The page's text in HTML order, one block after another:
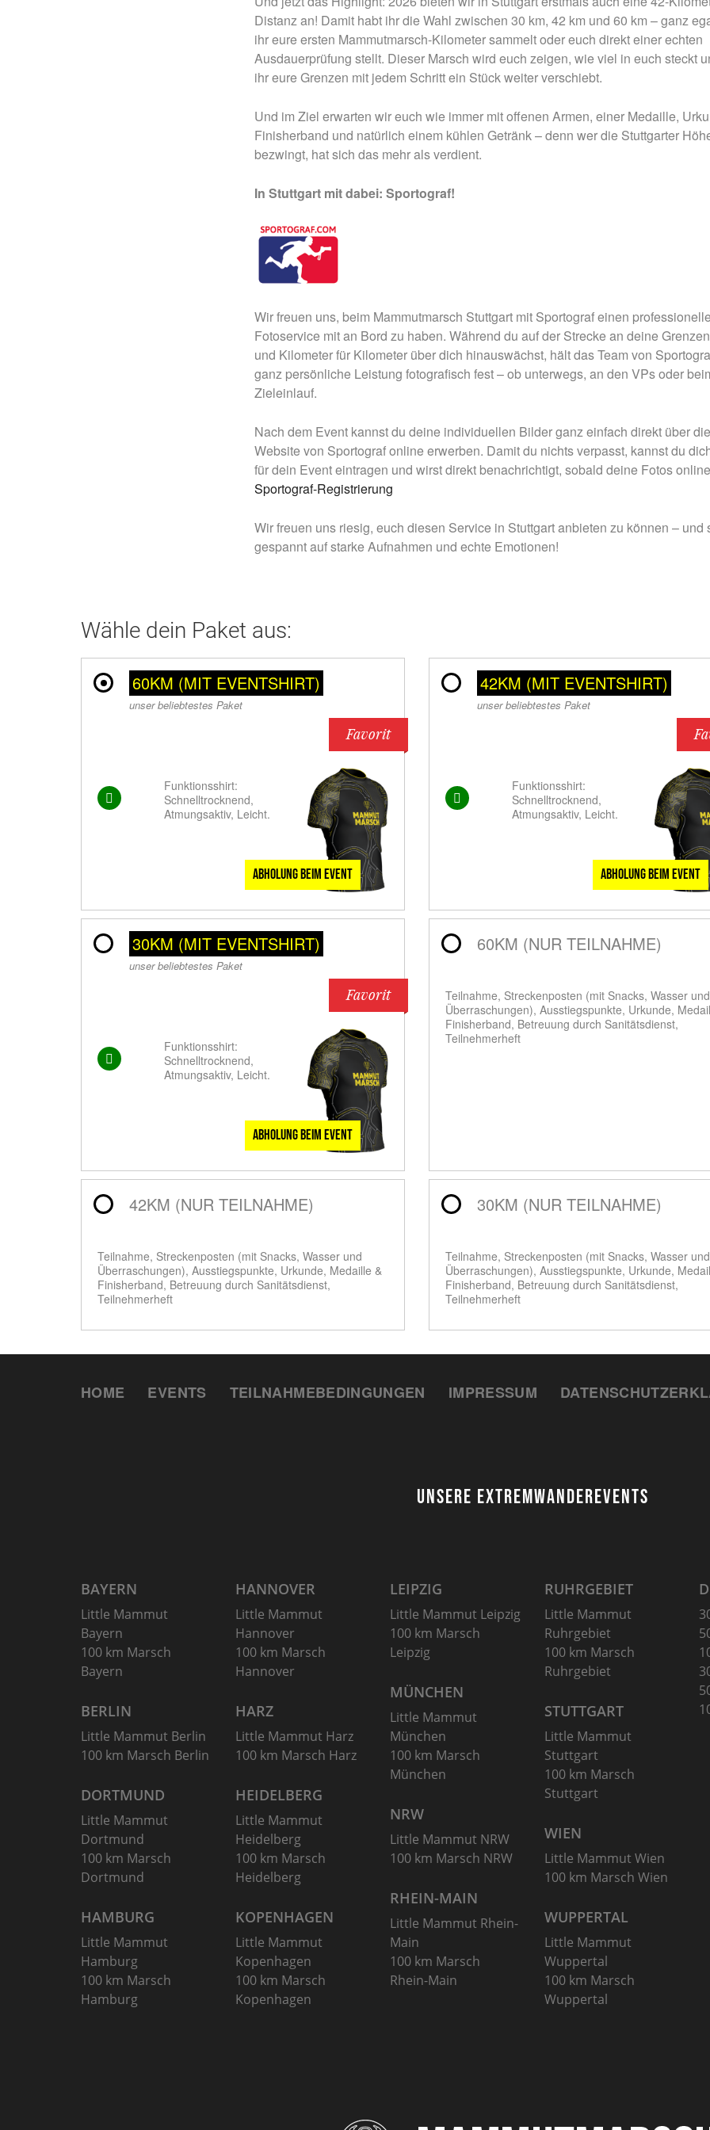
30/42 KM
75/100 KM
Mammutmarsch München –
75/100 KM
Mammutmarsch
75/100 KM
Distanz an! Damit habt ihr die Wahl zwischen 30 km, 42 km und 60 km – ganz
ihr eure ersten Mammutmarsch-Kilometer sammelt oder euch direkt einer echten
Ausdauerprüfung stellt. Dieser Marsch wird euch zeigen, wie viel in euch steckt
ihr eure Grenzen mit jedem Schritt ein Stück weiter verschiebt.
Und im Ziel erwarten wir euch wie immer mit offenen Armen, einer Medaille,
Finisherband und natürlich einem kühlen Getränk – denn wer die Stuttgarter
bezwingt, hat sich das mehr als verdient.
In Stuttgart mit dabei: Sportograf!
Wir freuen uns, beim Mammutmarsch Stuttgart mit Sportograf einen
Fotoservice mit an Bord zu haben. Während du auf der Strecke an deine
und Kilometer für Kilometer über dich hinauswächst, hält das Team von
ganz persönliche Leistung fotografisch fest – ob unterwegs, an den VPs oder
Zieleinlauf.
Nach dem Event kannst du deine individuellen Bilder ganz einfach direkt über die
Website von Sportograf online erwerben. Damit du nichts verpasst, kannst du
für dein Event eintragen und wirst direkt benachrichtigt, sobald deine Fotos
Sportograf-Registrierung
Wir freuen uns riesig, euch diesen Service in Stuttgart anbieten zu können – und
gespannt auf starke Aufnahmen und echte Emotionen!
Wähle dein Paket aus:
60KM (MIT EVENTSHIRT)
unser beliebtestes Paket
Favorit
Funktionsshirt:
Schnelltrocknend,
Atmungsaktiv, Leicht.
Abholung beim Event
42KM (MIT EVENTSHIRT)
unser beliebtestes Paket
Funktionsshirt:
Schnelltrocknend,
Atmungsaktiv, Leicht.
Abholung beim Event
30KM (MIT EVENTSHIRT)
unser beliebtestes Paket
Favorit
Funktionsshirt:
Schnelltrocknend,
Atmungsaktiv, Leicht.
Abholung beim Event
60KM (NUR TEILNAHME)
Teilnahme, Streckenposten (mit Snacks, Wasser und
Überraschungen), Ausstiegspunkte, Urkunde,
Finisherband, Betreuung durch Sanitätsdienst,
Teilnehmerheft
42KM (NUR TEILNAHME)
Teilnahme, Streckenposten (mit Snacks, Wasser und
Überraschungen), Ausstiegspunkte, Urkunde, Medaille &
Finisherband, Betreuung durch Sanitätsdienst,
Teilnehmerheft
30KM (NUR TEILNAHME)
Teilnahme, Streckenposten (mit Snacks, Wasser und
Überraschungen), Ausstiegspunkte, Urkunde,
Finisherband, Betreuung durch Sanitätsdienst,
Teilnehmerheft
HOME EVENTS TEILNAHMEBEDINGUNGEN IMPRESSUM
UNSERE EXTREMWANDEREVENTS
BAYERN
Little Mammut
Bayern
100 km Marsch
Bayern
BERLIN
Little Mammut Berlin
100 km Marsch Berlin
DORTMUND
Little Mammut
Dortmund
100 km Marsch
Dortmund
HAMBURG
Little Mammut
Hamburg
100 km Marsch
Hamburg
HANNOVER
Little Mammut
Hannover
100 km Marsch
Hannover
HARZ
Little Mammut Harz
100 km Marsch Harz
HEIDELBERG
Little Mammut
Heidelberg
100 km Marsch
Heidelberg
KOPENHAGEN
Little Mammut
Kopenhagen
100 km Marsch
Kopenhagen
LEIPZIG
Little Mammut Leipzig
100 km Marsch
Leipzig
MÜNCHEN
Little Mammut
München
100 km Marsch
München
NRW
Little Mammut NRW
100 km Marsch NRW
RHEIN-MAIN
Little Mammut Rhein-
Main
100 km Marsch
Rhein-Main
RUHRGEBIET
Little Mammut
Ruhrgebiet
100 km Marsch
Ruhrgebiet
STUTTGART
Little Mammut
Stuttgart
100 km Marsch
Stuttgart
WIEN
Little Mammut Wien
100 km Marsch Wien
WUPPERTAL
Little Mammut
Wuppertal
100 km Marsch
Wuppertal